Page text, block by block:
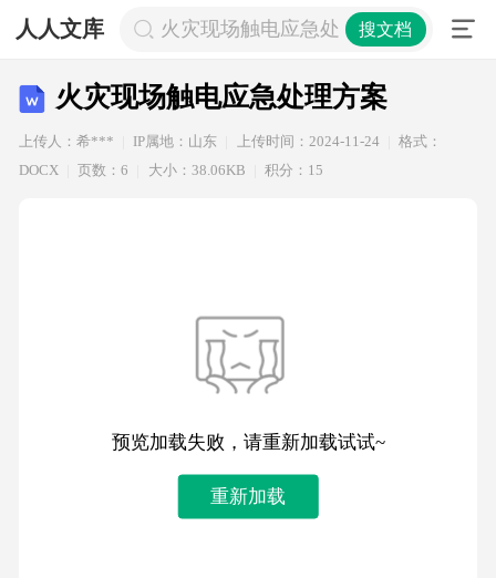
人人文库 火灾现场触电应急处理方案
搜文档
火灾现场触电应急处理方案
上传人：希*** IP属地：山东 上传时间：2024-11-24
格式：
DOCX
页数：6 大小：38.06KB 积分：15
预览加载失败，请重新加载试试~
重新加载